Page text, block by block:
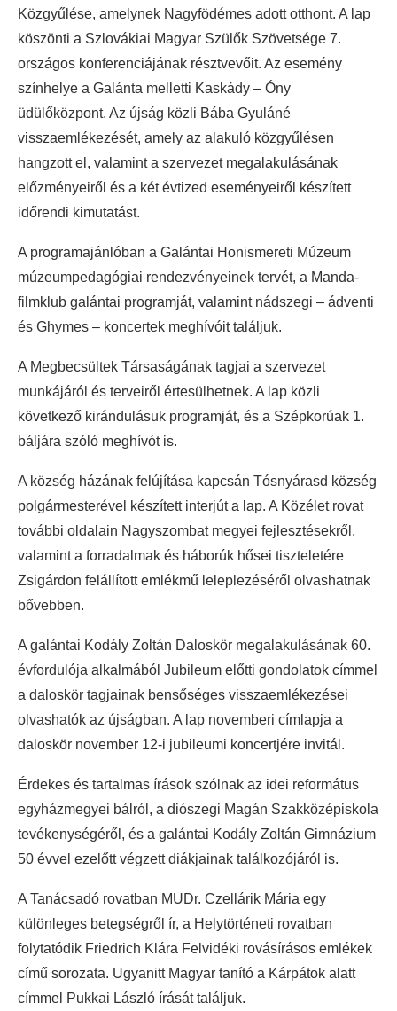
Közgyűlése, amelynek Nagyfödémes adott otthont. A lap
köszönti a Szlovákiai Magyar Szülők Szövetsége 7.
országos konferenciájának résztvevőit. Az esemény
színhelye a Galánta melletti Kaskády – Óny
üdülőközpont. Az újság közli Bába Gyuláné
visszaemlékezését, amely az alakuló közgyűlésen
hangzott el, valamint a szervezet megalakulásának
előzményeiről és a két évtized eseményeiről készített
időrendi kimutatást.
A programajánlóban a Galántai Honismereti Múzeum
múzeumpedagógiai rendezvényeinek tervét, a Manda-
filmklub galántai programját, valamint nádszegi – ádventi
és Ghymes – koncertek meghívóit találjuk.
A Megbecsültek Társaságának tagjai a szervezet
munkájáról és terveiről értesülhetnek. A lap közli
következő kirándulásuk programját, és a Szépkorúak 1.
báljára szóló meghívót is.
A község házának felújítása kapcsán Tósnyárasd község
polgármesterével készített interjút a lap. A Közélet rovat
további oldalain Nagyszombat megyei fejlesztésekről,
valamint a forradalmak és háborúk hősei tiszteletére
Zsigárdon felállított emlékmű leleplezéséről olvashatnak
bővebben.
A galántai Kodály Zoltán Daloskör megalakulásának 60.
évfordulója alkalmából Jubileum előtti gondolatok címmel
a daloskör tagjainak bensőséges visszaemlékezései
olvashatók az újságban. A lap novemberi címlapja a
daloskör november 12-i jubileumi koncertjére invitál.
Érdekes és tartalmas írások szólnak az idei református
egyházmegyei bálról, a diószegi Magán Szakközépiskola
tevékenységéről, és a galántai Kodály Zoltán Gimnázium
50 évvel ezelőtt végzett diákjainak találkozójáról is.
A Tanácsadó rovatban MUDr. Czellárik Mária egy
különleges betegségről ír, a Helytörténeti rovatban
folytatódik Friedrich Klára Felvidéki rovásírásos emlékek
című sorozata. Ugyanitt Magyar tanító a Kárpátok alatt
címmel Pukkai László írását találjuk.